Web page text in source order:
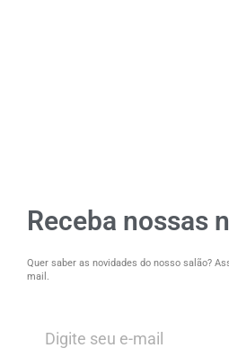
Receba nossas
Quer saber as novidades do nosso salão?
mail.